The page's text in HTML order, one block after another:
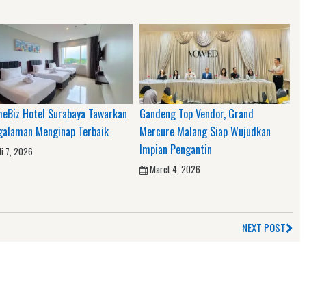
Hotel Surabaya Tawarkan
Menginap Terbaik
7, 2026
Gandeng Top Vendor, Grand
Mercure Malang Siap Wujudkan
Impian Pengantin
Maret 4, 2026
NEXT POST